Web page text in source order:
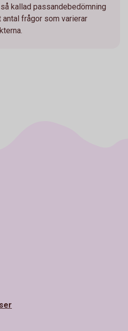
kallad passandebedömning
frågor som varierar